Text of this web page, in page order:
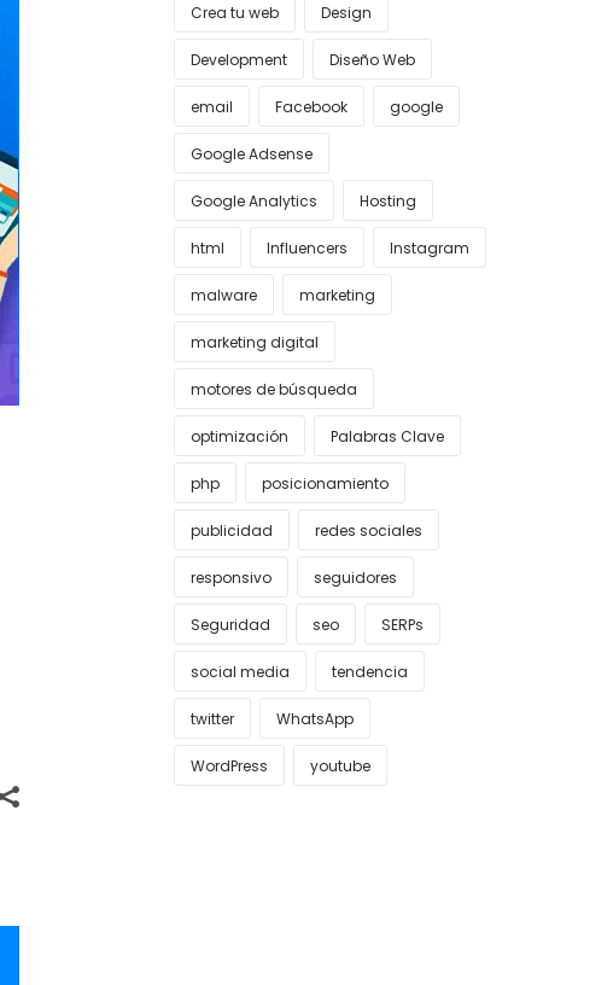
Crea tu web Design
Development Diseño Web
email Facebook google
Google Adsense
Google Analytics Hosting
html Influencers Instagram
malware marketing
marketing digital
motores de búsqueda
optimización Palabras Clave
php posicionamiento
publicidad redes sociales
responsivo seguidores
Seguridad seo SERPs
social media tendencia
twitter WhatsApp
WordPress youtube